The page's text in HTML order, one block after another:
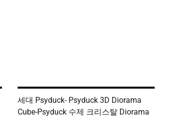
세대 Psyduck- Psyduck 3D Diorama
Cube-Psyduck 수제 크리스탈 Diorama